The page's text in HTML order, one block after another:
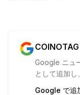
Google ニュ
として追加し
Google で追